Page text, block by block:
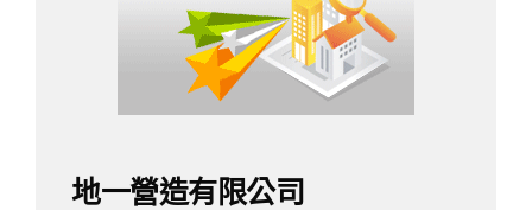
地一營造有限公司